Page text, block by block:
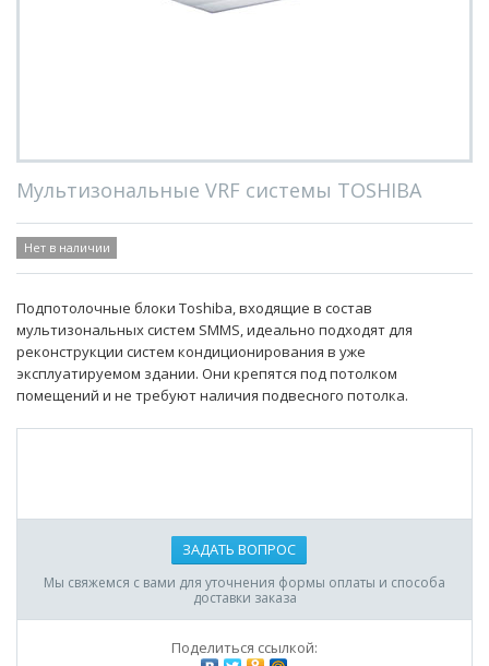
Мультизональные VRF системы TOSHIBA
Нет в наличии
Подпотолочные блоки Toshiba, входящие в состав
мультизональных систем SMMS, идеально подходят для
реконструкции систем кондиционирования в уже
эксплуатируемом здании. Они крепятся под потолком
помещений и не требуют наличия подвесного потолка.
ЗАДАТЬ ВОПРОС
Мы свяжемся с вами для уточнения формы оплаты и способа
доставки заказа
Поделиться ссылкой: